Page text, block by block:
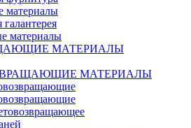
материалы
галантерея
материалы
МАТЕРИАЛЫ
МАТЕРИАЛЫ